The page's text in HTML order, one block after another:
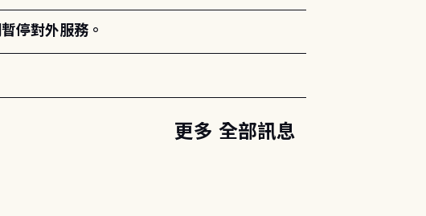
停對外服務。
更多 全部訊息